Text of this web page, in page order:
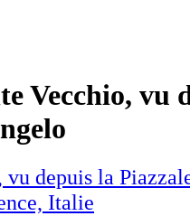
Vecchio, vu